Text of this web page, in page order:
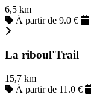
6,5 km
À partir de 9.0 €
La riboul'Trail
15,7 km
À partir de 11.0 €